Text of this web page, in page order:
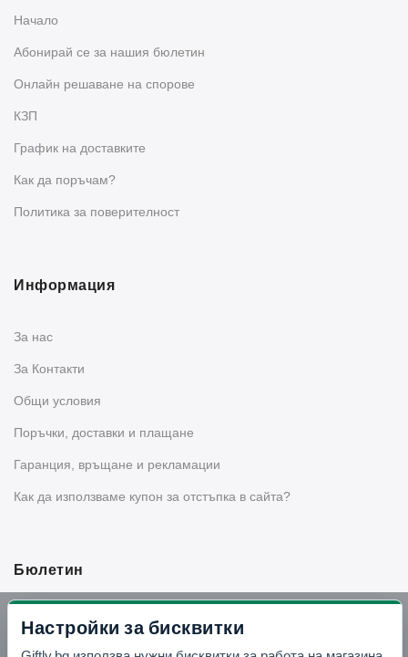
Начало
Абонирай се за нашия бюлетин
Oнлайн решаване на спорове
КЗП
График на доставките
Как да поръчам?
Политика за поверителност
Информация
За нас
За Контакти
Общи условия
Поръчки, доставки и плащане
Гаранция, връщане и рекламации
Как да използваме купон за отстъпка в сайта?
Бюлетин
Вземи -10% отстъпка в Telegram
Настройки за бисквитки